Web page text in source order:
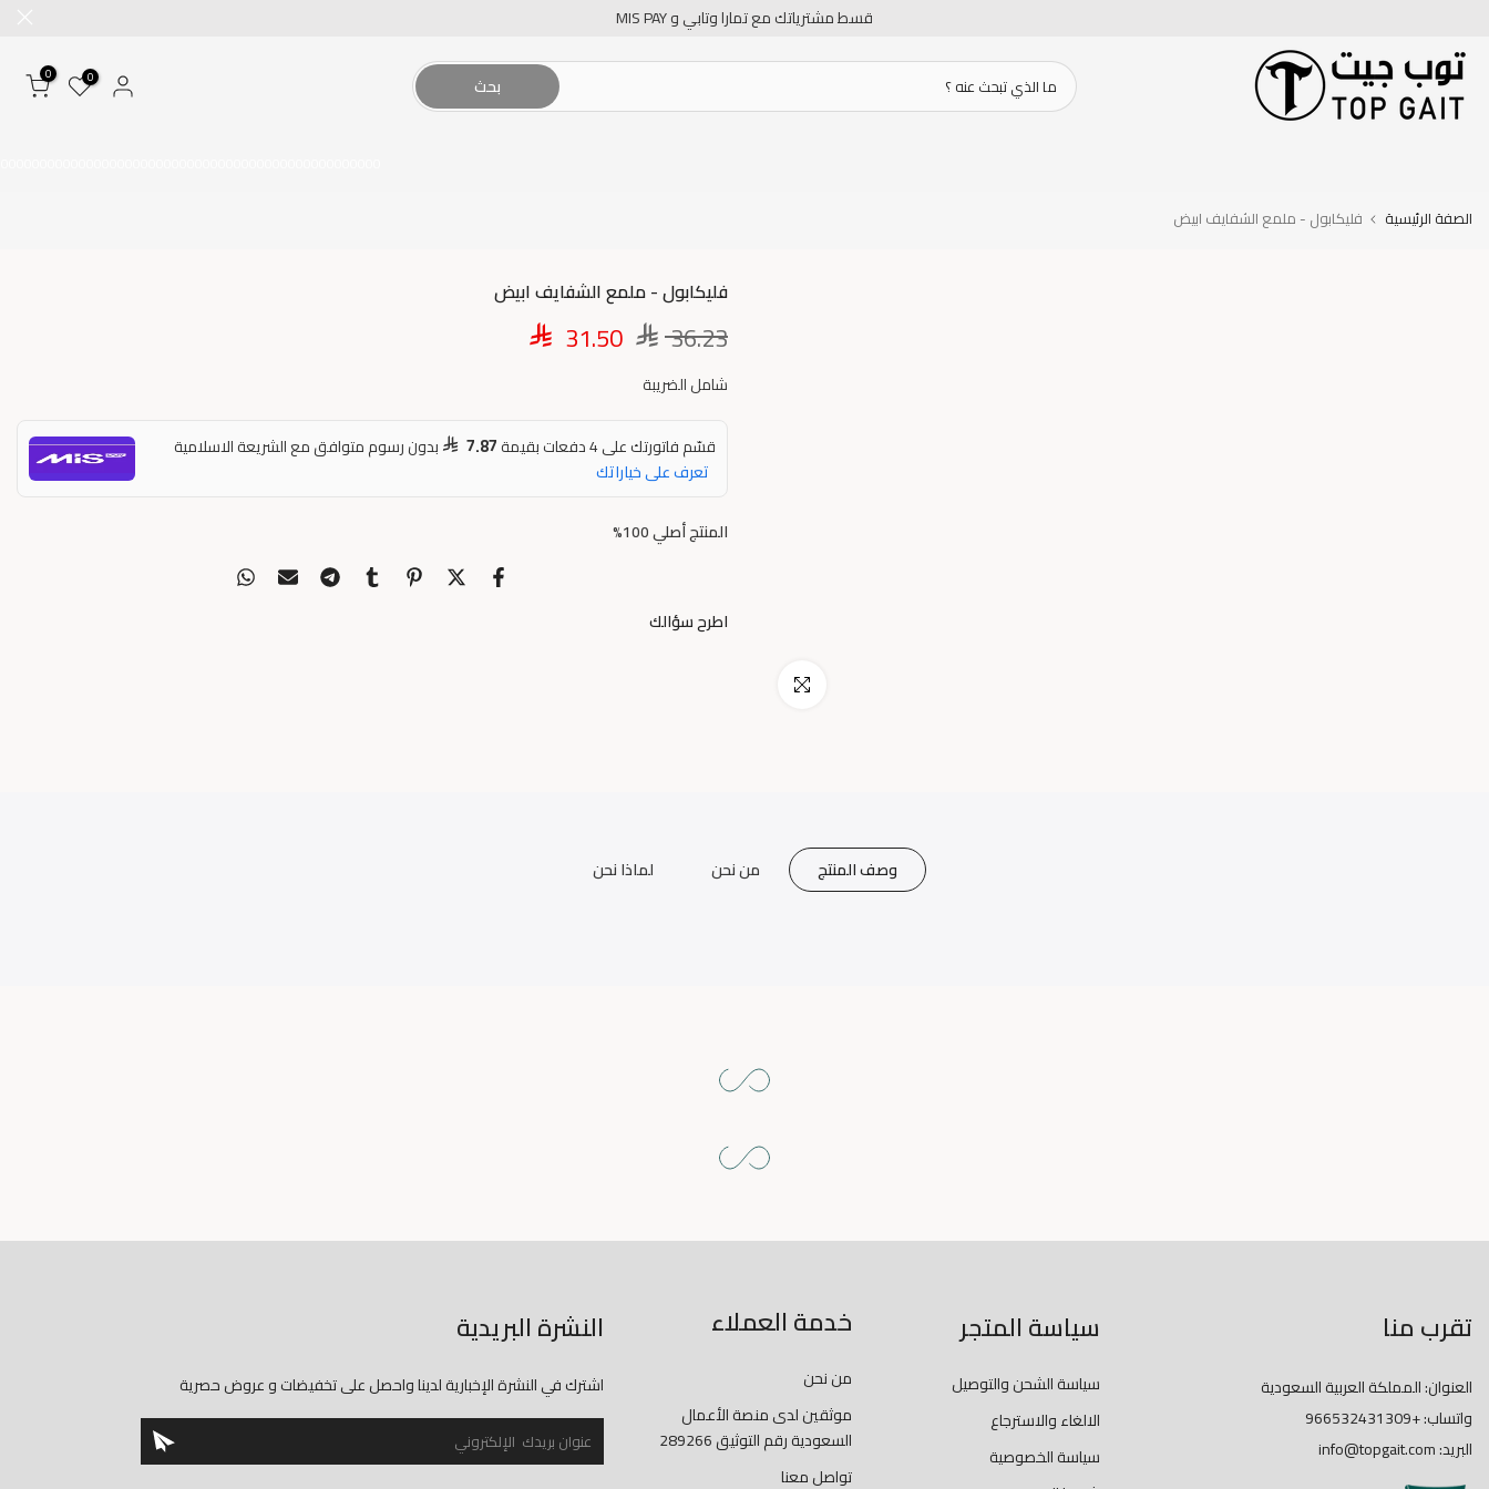
الى
المحتوى
قسط مشترياتك مع تمارا وتابي و MIS PAY
بحث 0
0
الصفة الرئيسية فليكابول - ملمع الشفايف ابيض
اضغط للتكبير
فليكابول - ملمع الشفايف ابيض
36.23
31.50
شامل الضريبة
قسّم فاتورتك على 4 دفعات بقيمة 7.87
بدون رسوم متوافق مع الشريعة الاسلامية
تعرف على خياراتك
المنتج أصلي 100%
اطرح سؤالك
وصف المنتج من نحن لماذا نحن
تقرب منا
العنوان: المملكة العربية السعودية
واتساب:+966532431309
البريد:info@topgait.com
سياسة المتجر
سياسة الشحن والتوصيل
الالغاء والاسترجاع
سياسة الخصوصية
خدمة العملاء
من نحن
موثقين لدى منصة الأعمال
السعودية رقم التوثيق 289266
تواصل معنا
النشرة البريدية
اشترك في النشرة الإخبارية لدينا واحصل على تخفيضات و عروض حصرية